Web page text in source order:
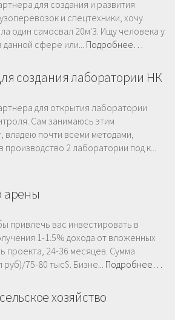
для создания и развития
и спецтехники, хочу
один самосвал 20м'3. Ищу человека у
сфере или... Подробнее…
создания лаборатории НК
для открытия лаборатории
Сам занимаюсь этим
владею почти всеми методами,
производство 2 лаборатории под к...
арены
привлечь вас инвестировать в
1-1.5% дохода от вложенных
проекта, 24-36 месяцев. Сумма
75-80 тыс$. Бизне... Подробнее…
хозяйство